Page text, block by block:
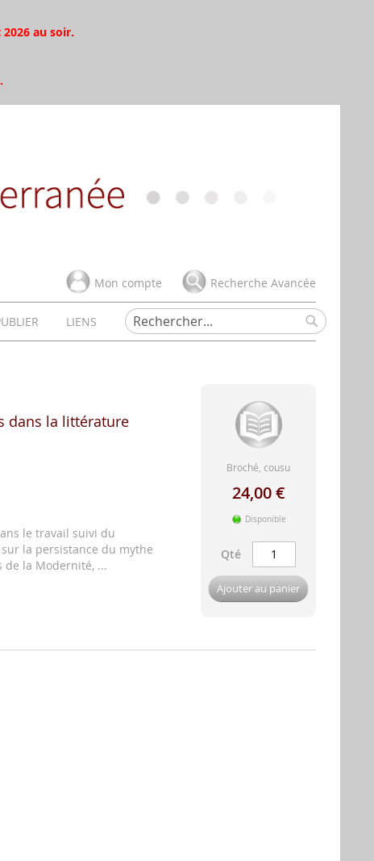
au soir.
Mon compte Recherche Avancée
LIENS
Rechercher
Rechercher
dans la littérature
le travail suivi du
la persistance du mythe
la Modernité, ...
Broché, cousu
24,00 €
Disponible
Qté
Ajouter au panier